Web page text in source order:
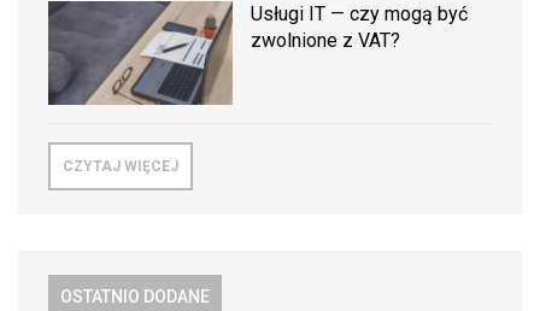
Usługi IT — czy mogą być
zwolnione z VAT?
CZYTAJ WIĘCEJ
OSTATNIO DODANE